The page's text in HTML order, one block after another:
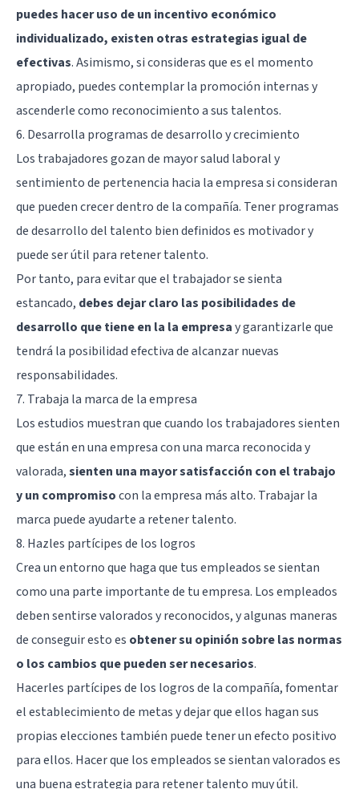
puedes hacer uso de un incentivo económico
individualizado, existen otras estrategias igual de
efectivas. Asimismo, si consideras que es el momento
apropiado, puedes contemplar la promoción internas y
ascenderle como reconocimiento a sus talentos.
6. Desarrolla programas de desarrollo y crecimiento
Los trabajadores gozan de mayor salud laboral y
sentimiento de pertenencia hacia la empresa si consideran
que pueden crecer dentro de la compañía. Tener programas
de desarrollo del talento bien definidos es motivador y
puede ser útil para retener talento.
Por tanto, para evitar que el trabajador se sienta
estancado, debes dejar claro las posibilidades de
desarrollo que tiene en la la empresay garantizarle que
tendrá la posibilidad efectiva de alcanzar nuevas
responsabilidades.
7. Trabaja la marca de la empresa
Los estudios muestran que cuando los trabajadores sienten
que están en una empresa con una marca reconocida y
valorada,sienten una mayor satisfacción con el trabajo
y un compromisocon la empresa más alto. Trabajar la
marca puede ayudarte a retener talento.
8. Hazles partícipes de los logros
Crea un entorno que haga que tus empleados se sientan
como una parte importante de tu empresa. Los empleados
deben sentirse valorados y reconocidos, y algunas maneras
de conseguir esto es obtener su opinión sobre las normas
o los cambios que pueden ser necesarios.
Hacerles partícipes de los logros de la compañía, fomentar
el establecimiento de metas y dejar que ellos hagan sus
propias elecciones también puede tener un efecto positivo
para ellos. Hacer que los empleados se sientan valorados es
una buena estrategia para retener talento muy útil.